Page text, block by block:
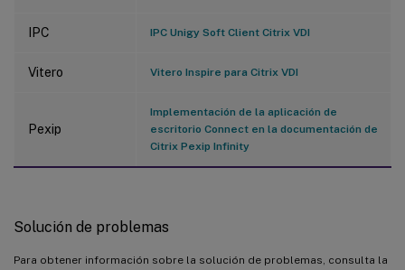
IPC IPC Unigy Soft Client Citrix VDI
Vitero Vitero Inspire para Citrix VDI
Pexip
Implementación de la aplicación de
escritorio Connect en la documentación de
Citrix Pexip Infinity
Solución de problemas
Para obtener información sobre la solución de problemas, consulta la